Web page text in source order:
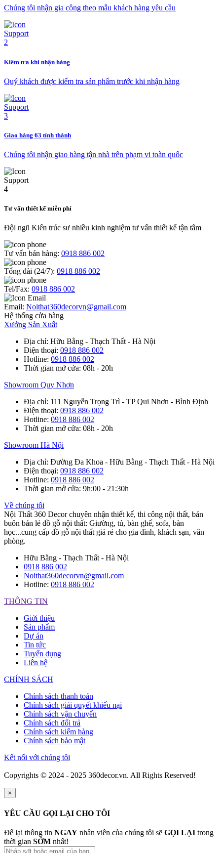
Chúng tôi nhận gia công theo mẫu khách hàng yêu cầu
Kiểm tra khi nhận hàng
Quý khách được kiểm tra sản phẩm trước khi nhận hàng
Giao hàng 63 tỉnh thành
Chúng tôi nhận giao hàng tận nhà trên phạm vi toàn quốc
Tư vấn thiết kế miễn phí
Đội ngũ Kiến trúc sư nhiều kinh nghiệm tư vấn thiết kế tận tâm
Tư vấn bán hàng: 0918 886 002
Tổng đài (24/7): 0918 886 002
Tel/Fax: 0918 886 002
Email: Noithat360decorvn@gmail.com
Hệ thống cửa hàng
Xưởng Sản Xuất
Địa chỉ: Hữu Bằng - Thạch Thất - Hà Nội
Điện thoại: 0918 886 002
Hotline: 0918 886 002
Thời gian mở cửa: 08h - 20h
Showroom Quy Nhơn
Địa chỉ: 111 Nguyễn Trọng Trì - TP Qui Nhơn - Bình Định
Điện thoại: 0918 886 002
Hotline: 0918 886 002
Thời gian mở cửa: 08h - 20h
Showroom Hà Nội
Địa chỉ: Đường Đa Khoa - Hữu Bằng - Thạch Thất - Hà Nội
Điện thoại: 0918 886 002
Hotline: 0918 886 002
Thời gian mở cửa: 9h:00 - 21:30h
Về chúng tôi
Nội Thất 360 Decor chuyên nhận thiết kế, thi công nội thất, bán
buôn bán lẻ đồ gỗ nội thất: Giường, tủ, bàn ghế, sofa, bàn
học...cung cấp đồ gỗ nội thất giá rẻ cho gia đình, khách sạn, văn
phòng.
Hữu Bằng - Thạch Thất - Hà Nội
0918 886 002
Noithat360decorvn@gmail.com
Hotline: 0918 886 002
THÔNG TIN
Giới thiệu
Sản phẩm
Dự án
Tin tức
Tuyển dụng
Liên hệ
CHÍNH SÁCH
Chính sách thanh toán
Chính sách giải quyết khiếu nại
Chính sách vận chuyển
Chính sách đổi trả
Chính sách kiểm hàng
Chính sách bảo mật
Kết nối với chúng tôi
Copyrights © 2024 - 2025 360decor.vn. All Rights Reserved!
×
YÊU CẦU GỌI LẠI CHO TÔI
Để lại thông tin NGAY nhân viên của chúng tôi sẽ GỌI LẠI trong
thời gian SỚM nhất!